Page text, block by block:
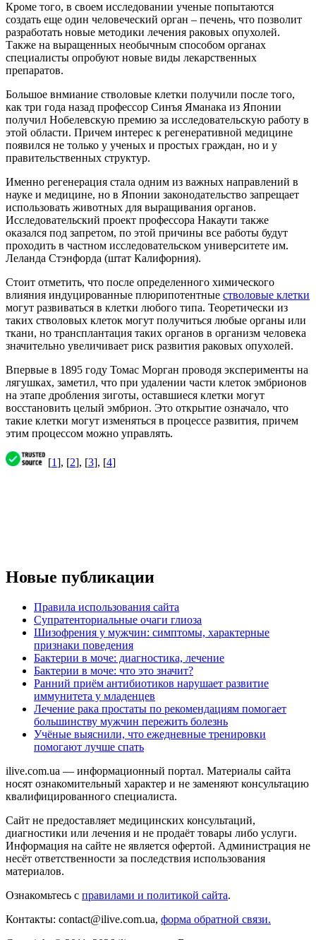
Кроме того, в своем исследовании ученые попытаются
создать еще один человеческий орган – печень, что позволит
разработать новые методики лечения раковых опухолей.
Также на выращенных необычным способом органах
специалисты опробуют новые виды лекарственных
препаратов.
Большое внмиание стволовые клетки получили после того,
как три года назад профессор Синъя Яманака из Японии
получил Нобелевскую премию за исследовательскую работу в
этой области. Причем интерес к регенеративной медицине
появился не только у ученых и простых граждан, но и у
правительственных структур.
Именно регенерация стала одним из важных направлений в
науке и медицине, но в Японии законодательство запрещает
использовать животных для выращивания органов.
Исследовательский проект профессора Накаути также
оказался под запретом, по этой причины все работы будут
проходить в частном исследовательском университете им.
Леланда Стэнфорда (штат Калифорния).
Стоит отметить, что после определенного химического
влияния индуцированные плюрипотентные стволовые клетки
могут развиваться в клетки любого типа. Теоретически из
таких стволовых клеток могут получиться любые органы или
ткани, но трансплантация таких органов в организм человека
значительно увеличивает риск развития раковых опухолей.
Впервые в 1895 году Томас Морган проводя эксперименты на
лягушках, заметил, что при удалении части клеток эмбрионов
на этапе дробления зиготы, оставшиеся клетки могут
восстановить целый эмбрион. Это открытие означало, что
такие клетки могут изменяться в процессе развития, причем
этим процессом можно управлять.
[1], [2], [3], [4]
Новые публикации
Правила использования сайта
Супратенториальные очаги глиоза
Шизофрения у мужчин: симптомы, характерные
признаки поведения
Бактерии в моче: диагностика, лечение
Бактерии в моче: что это значит?
Ранний приём антибиотиков нарушает развитие
иммунитета у младенцев
Лечение рака простаты по рекомендациям помогает
большинству мужчин пережить болезнь
Учёные выяснили, что ежедневные тренировки
помогают лучше спать
ilive.com.ua — информационный портал. Материалы сайта
носят ознакомительный характер и не заменяют консультацию
квалифицированного специалиста.
Сайт не предоставляет медицинских консультаций,
диагностики или лечения и не продаёт товары либо услуги.
Информация на сайте не является офертой. Администрация не
несёт ответственности за последствия использования
материалов.
Ознакомьтесь с правилами и политикой сайта.
Контакты: contact@ilive.com.ua, форма обратной связи.